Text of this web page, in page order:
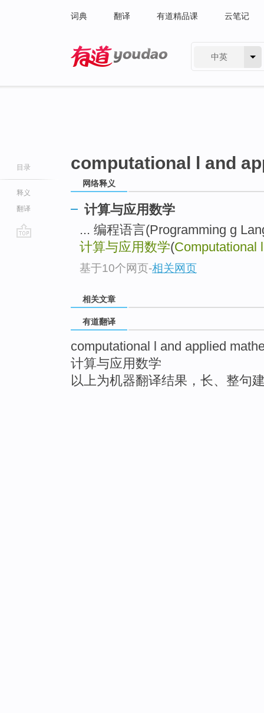
词典 翻译 有道精品课 云笔记
中英
目录
释义
翻译
computational l and
网络释义
计算与应用数学
... 编程语言(Programming g
计算与应用数学(Computational
基于10个网页-相关网页
相关文章
有道翻译
computational l and applied
计算与应用数学
以上为机器翻译结果，长、整句